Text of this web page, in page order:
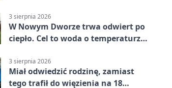
3 sierpnia 2026
W Nowym Dworze trwa odwiert po
ciepło. Cel to woda o temperaturze
3 sierpnia 2026
Miał odwiedzić rodzinę, zamiast
tego trafił do więzienia na 18